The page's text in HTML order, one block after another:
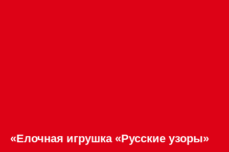
«Елочная игрушка «Русские узоры»